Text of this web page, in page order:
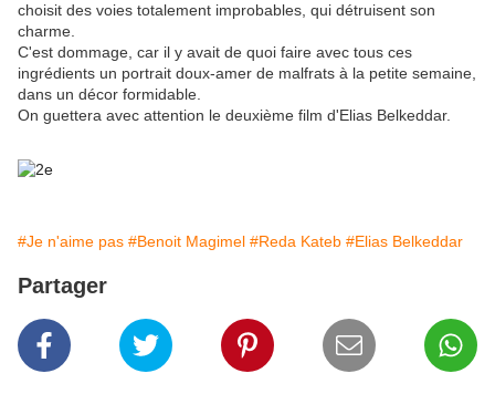
choisit des voies totalement improbables, qui détruisent son
charme.
C'est dommage, car il y avait de quoi faire avec tous ces
ingrédients un portrait doux-amer de malfrats à la petite semaine,
dans un décor formidable.
On guettera avec attention le deuxième film d'Elias Belkeddar.
#Je n'aime pas #Benoit Magimel #Reda Kateb #Elias Belkeddar
Partager